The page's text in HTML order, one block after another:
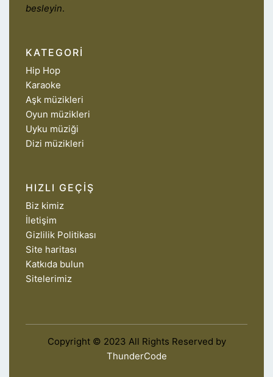
besleyin.
KATEGORI
Hip Hop
Karaoke
Aşk müzikleri
Oyun müzikleri
Uyku müziği
Dizi müzikleri
HIZLI GEÇIŞ
Biz kimiz
İletişim
Gizlilik Politikası
Site haritası
Katkıda bulun
Sitelerimiz
Copyright © 2023 All Rights Reserved by
ThunderCode